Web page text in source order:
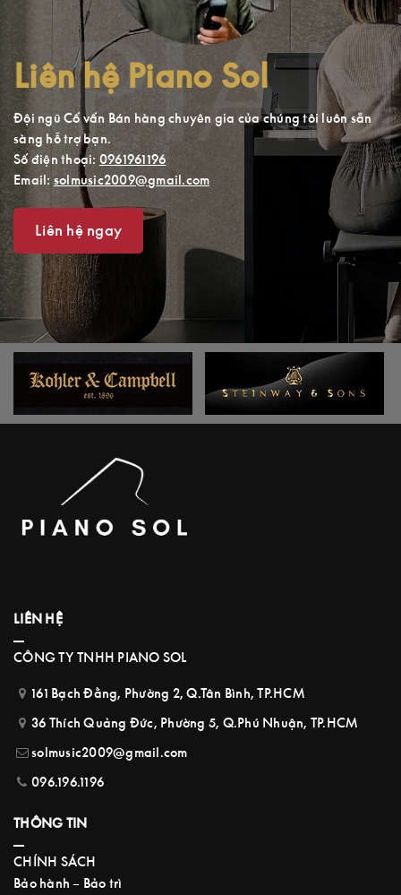
Liên hệ Piano Sol
Đội ngũ Cố vấn Bán hàng chuyên gia của chúng tôi luôn sẵn
sàng hỗ trợ bạn.
Số điện thoại: 0961961196
Email: solmusic2009@gmail.com
Liên hệ ngay
LIÊN HỆ
CÔNG TY TNHH PIANO SOL
161 Bạch Đằng, Phường 2, Q.Tân Bình, TP.HCM
36 Thích Quảng Đức, Phường 5, Q.Phú Nhuận, TP.HCM
solmusic2009@gmail.com
096.196.1196
THÔNG TIN
CHÍNH SÁCH
Bảo hành – Bảo trì